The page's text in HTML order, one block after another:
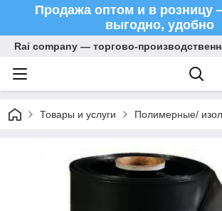
Продажа оптом и в розницу
выгодно, удобно
Rai company — торгово-
Товары и услуги Полимерные/